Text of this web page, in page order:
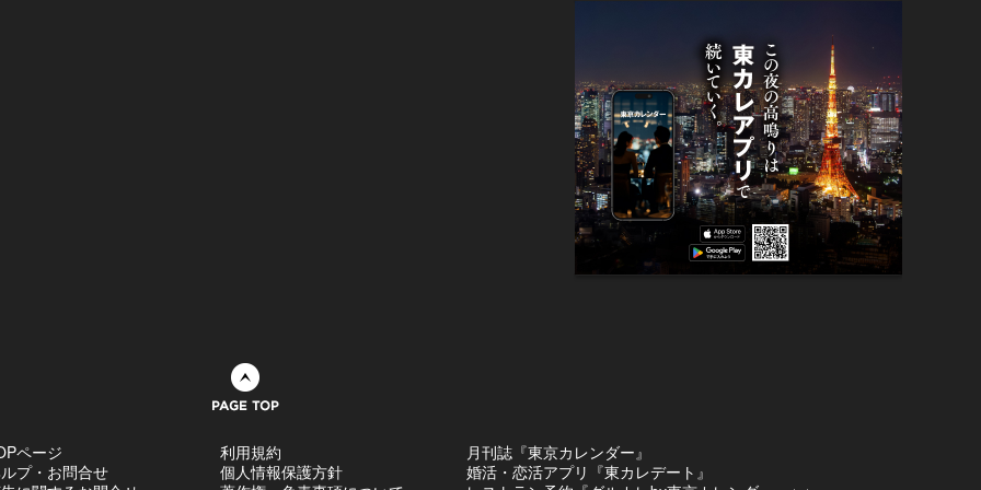
ページ
プ・お問合せ
利用規約
個人情報保護方針
月刊誌『東京カレンダー』
婚活・恋活アプリ『東カレデート』